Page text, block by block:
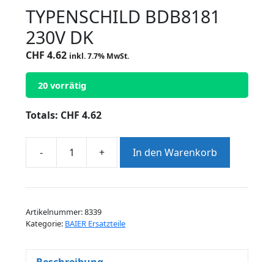
TYPENSCHILD BDB8181
230V DK
CHF 4.62 inkl. 7.7% MwSt.
20 vorrätig
Totals: CHF 4.62
-
TYPENSCHILD
230V
Menge
+ In den Warenkorb
Artikelnummer:8339
Kategorie: BAIER Ersatzteile